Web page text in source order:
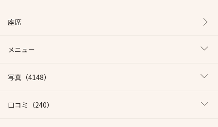
座席
メニュー
写真 （4148）
口コミ （240）